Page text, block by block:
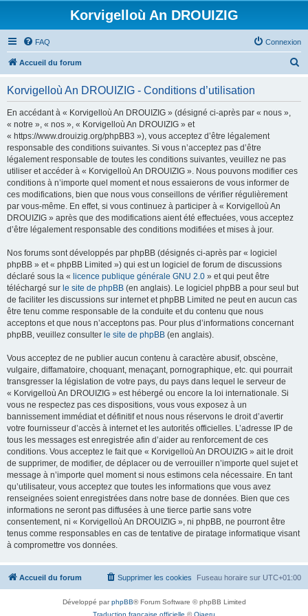
Korvigelloù An DROUIZIG
FAQ Connexion
Accueil du forum
Korvigelloù An DROUIZIG - Conditions d’utilisation
En accédant à « Korvigelloù An DROUIZIG » (désigné ci-après par « nous »,
« notre », « nos », « Korvigelloù An DROUIZIG » et
« https://www.drouizig.org/phpBB3 »), vous acceptez d’être légalement
responsable des conditions suivantes. Si vous n’acceptez pas d’être
légalement responsable de toutes les conditions suivantes, veuillez ne pas
utiliser et accéder à « Korvigelloù An DROUIZIG ». Nous pouvons modifier ces
conditions à n’importe quel moment et nous essaierons de vous informer de
ces modifications, bien que nous vous conseillons de vérifier régulièrement
par vous-même. En effet, si vous continuez à participer à « Korvigelloù An
DROUIZIG » après que des modifications aient été effectuées, vous acceptez
d’être légalement responsable des conditions modifiées et mises à jour.
Nos forums sont développés par phpBB (désignés ci-après par « logiciel
phpBB » et « phpBB Limited ») qui est un logiciel de forum de discussions
déclaré sous la « licence publique générale GNU 2.0 » et qui peut être
téléchargé sur le site de phpBB (en anglais). Le logiciel phpBB a pour seul but
de faciliter les discussions sur internet et phpBB Limited ne peut en aucun cas
être tenu comme responsable de la conduite et du contenu que nous
acceptons et que nous n’acceptons pas. Pour plus d’informations concernant
phpBB, veuillez consulter le site de phpBB (en anglais).
Vous acceptez de ne publier aucun contenu à caractère abusif, obscène,
vulgaire, diffamatoire, choquant, menaçant, pornographique, etc. qui pourrait
transgresser la législation de votre pays, du pays dans lequel le serveur de
« Korvigelloù An DROUIZIG » est hébergé ou encore la loi internationale. Si
vous ne respectez pas ces dispositions, vous vous exposez à un
bannissement immédiat et définitif et nous nous réservons le droit d’avertir
votre fournisseur d’accès à internet et les autorités officielles. L’adresse IP de
tous les messages est enregistrée afin d’aider au renforcement de ces
conditions. Vous acceptez le fait que « Korvigelloù An DROUIZIG » ait le droit
de supprimer, de modifier, de déplacer ou de verrouiller n’importe quel sujet et
message à n’importe quel moment si nous estimons cela nécessaire. En tant
qu’utilisateur, vous acceptez que toutes les informations que vous avez
renseignées soient enregistrées dans notre base de données. Bien que ces
informations ne seront pas diffusées à une tierce partie sans votre
consentement, ni « Korvigelloù An DROUIZIG », ni phpBB, ne pourront être
tenus comme responsables en cas de tentative de piratage informatique visant
à compromettre vos données.
Accueil du forum Fuseau horaire sur UTC+01:00
Supprimer les cookies
Développé parphpBB® Forum Software © phpBB Limited
Traduction française officielle ©Qiaeru